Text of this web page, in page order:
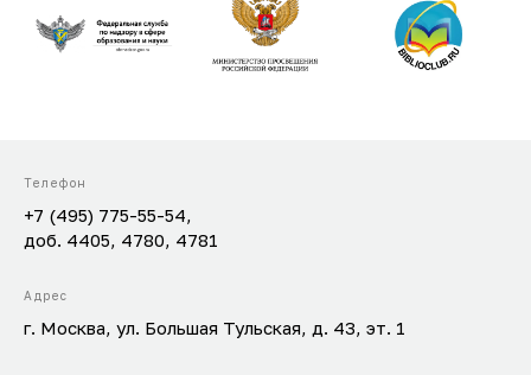
Телефон
+7 (495) 775-55-54,
доб. 4405, 4780, 4781
Адрес
г. Москва, ул. Большая Тульская, д. 43, эт. 1